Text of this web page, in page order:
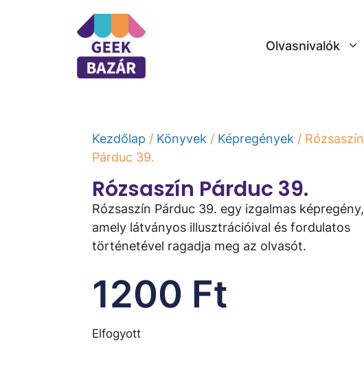
Olvasnivalók
Kezdőlap / Könyvek / Képregények / Rózsaszín
Párduc 39.
Rózsaszín Párduc 39.
Rózsaszín Párduc 39. egy izgalmas képregény,
amely látványos illusztrációival és fordulatos
történetével ragadja meg az olvasót.
1200 Ft
Elfogyott